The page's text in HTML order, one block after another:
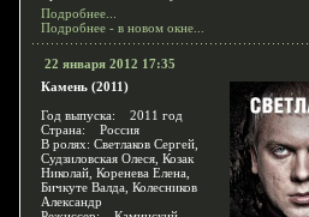
Подробнее...
Подробнее - в новом окне...
22 января 2012 17:35
Камень (2011)
Год выпуска: 2011 год
Страна: Россия
В ролях: Светлаков Сергей,
Судзиловская Олеся, Козак
Николай, Коренева Елена,
Бичкуте Валда, Колесников
Александр